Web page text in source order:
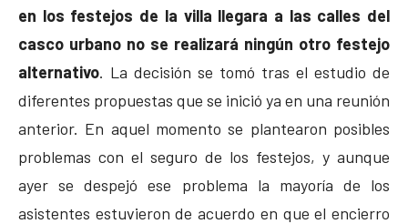
en los festejos de la villa llegara a las calles del
casco urbano no se realizará ningún otro festejo
alternativo. La decisión se tomó tras el estudio de
diferentes propuestas que se inició ya en una reunión
anterior. En aquel momento se plantearon posibles
problemas con el seguro de los festejos, y aunque
ayer se despejó ese problema la mayoría de los
asistentes estuvieron de acuerdo en que el encierro